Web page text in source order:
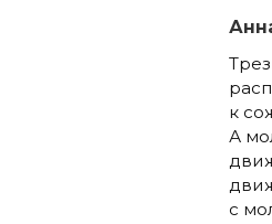
к
А
с